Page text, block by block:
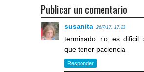
Publicar un comentario
susanita 26/7/17, 17:23
terminado no es dificil
que tener paciencia
Responder